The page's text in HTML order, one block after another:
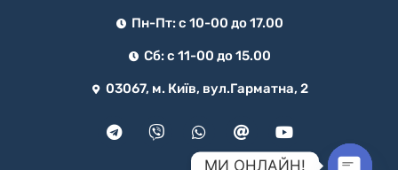
Пн-Пт: с 10-00 до 17.00
Сб: с 11-00 до 15.00
03067, м. Київ, вул.Гарматна, 2
МИ ОНЛАЙН!